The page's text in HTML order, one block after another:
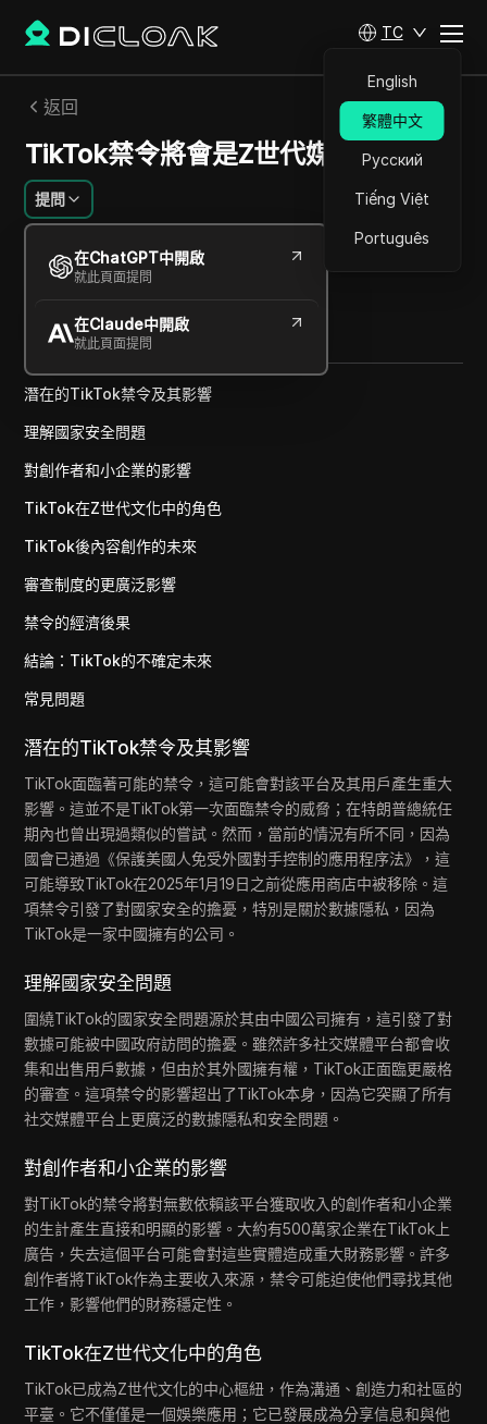
TC
English
繁體中文
Русский
Tiếng Việt
Português
返回
TikTok禁令將會是Z世代媒體的死亡。
提問
在ChatGPT中開啟
就此頁面提問
在Claude中開啟
就此頁面提問
傑西卡沃德爾
2025年1月 1 分鐘 閱讀
Copy Link
潛在的TikTok禁令及其影響
理解國家安全問題
對創作者和小企業的影響
TikTok在Z世代文化中的角色
TikTok後內容創作的未來
審查制度的更廣泛影響
禁令的經濟後果
結論：TikTok的不確定未來
常見問題
潛在的TikTok禁令及其影響
TikTok面臨著可能的禁令，這可能會對該平台及其用戶產生重大
影響。這並不是TikTok第一次面臨禁令的威脅；在特朗普總統任
期內也曾出現過類似的嘗試。然而，當前的情況有所不同，因為
國會已通過《保護美國人免受外國對手控制的應用程序法》，這
可能導致TikTok在2025年1月19日之前從應用商店中被移除。這
項禁令引發了對國家安全的擔憂，特別是關於數據隱私，因為
TikTok是一家中國擁有的公司。
理解國家安全問題
圍繞TikTok的國家安全問題源於其由中國公司擁有，這引發了對
數據可能被中國政府訪問的擔憂。雖然許多社交媒體平台都會收
集和出售用戶數據，但由於其外國擁有權，TikTok正面臨更嚴格
的審查。這項禁令的影響超出了TikTok本身，因為它突顯了所有
社交媒體平台上更廣泛的數據隱私和安全問題。
對創作者和小企業的影響
對TikTok的禁令將對無數依賴該平台獲取收入的創作者和小企業
的生計產生直接和明顯的影響。大約有500萬家企業在TikTok上
廣告，失去這個平台可能會對這些實體造成重大財務影響。許多
創作者將TikTok作為主要收入來源，禁令可能迫使他們尋找其他
工作，影響他們的財務穩定性。
TikTok在Z世代文化中的角色
TikTok已成為Z世代文化的中心樞紐，作為溝通、創造力和社區的
平臺。它不僅僅是一個娛樂應用；它已發展成為分享信息和與他